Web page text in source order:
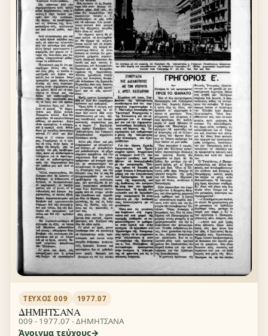
ΤΕΎΧΟΣ 009 1977.07
ΔΗΜΗΤΣΑΝΑ
009 - 1977.07 - ΔΗΜΗΤΣΑΝΑ
Άνοιγμα τεύχους